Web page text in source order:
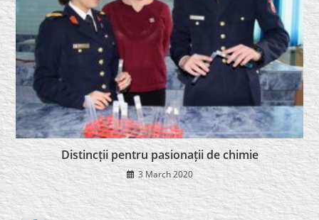
Distincții pentru pasionații de chimie
3 March 2020